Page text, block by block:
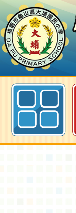
「110年
程第二梯
訊網